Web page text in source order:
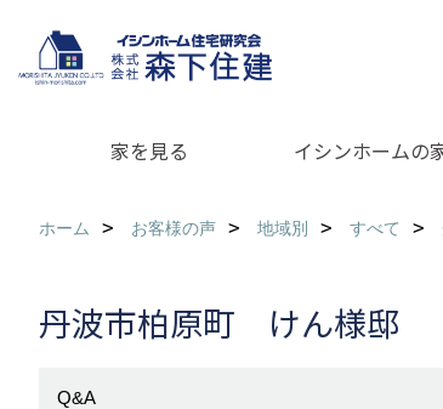
家を見る イシンホームの
ホーム お客様の声 地域別 すべて
丹波市柏原町 けん様邸
Q&A